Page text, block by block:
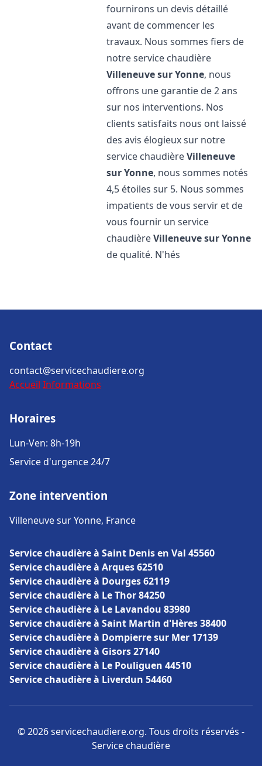
fournirons un devis détaillé
avant de commencer les
travaux. Nous sommes fiers de
notre service chaudière
Villeneuve sur Yonne, nous
offrons une garantie de 2 ans
sur nos interventions. Nos
clients satisfaits nous ont laissé
des avis élogieux sur notre
service chaudièreVilleneuve
sur Yonne, nous sommes notés
4,5 étoiles sur 5. Nous sommes
impatients de vous servir et de
vous fournir un service
chaudièreVilleneuve sur Yonne
de qualité. N'hés
Contact
contact@servicechaudiere.org
Accueil Informations
Horaires
Lun-Ven: 8h-19h
Service d'urgence 24/7
Zone intervention
Villeneuve sur Yonne, France
Service chaudière à Saint Denis en Val 45560
Service chaudière à Arques 62510
Service chaudière à Dourges 62119
Service chaudière à Le Thor 84250
Service chaudière à Le Lavandou 83980
Service chaudière à Saint Martin d'Hères 38400
Service chaudière à Dompierre sur Mer 17139
Service chaudière à Gisors 27140
Service chaudière à Le Pouliguen 44510
Service chaudière à Liverdun 54460
© 2026 servicechaudiere.org. Tous droits réservés -
Service chaudière